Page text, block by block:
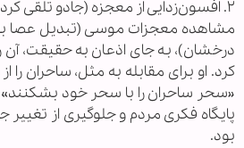
۲. افسون‌زدایی از معجزه (جادو تلقی
مشاهده معجزات موسی (تبدیل عصا
درخشان)، به جای اذعان به حقیقت، آن
کرد. او برای مقابله به مثل، ساحران را
«سحر ساحران را با سحر خود بشکنند»
پایگاه فکری مردم و جلوگیری از تغییر
بود.